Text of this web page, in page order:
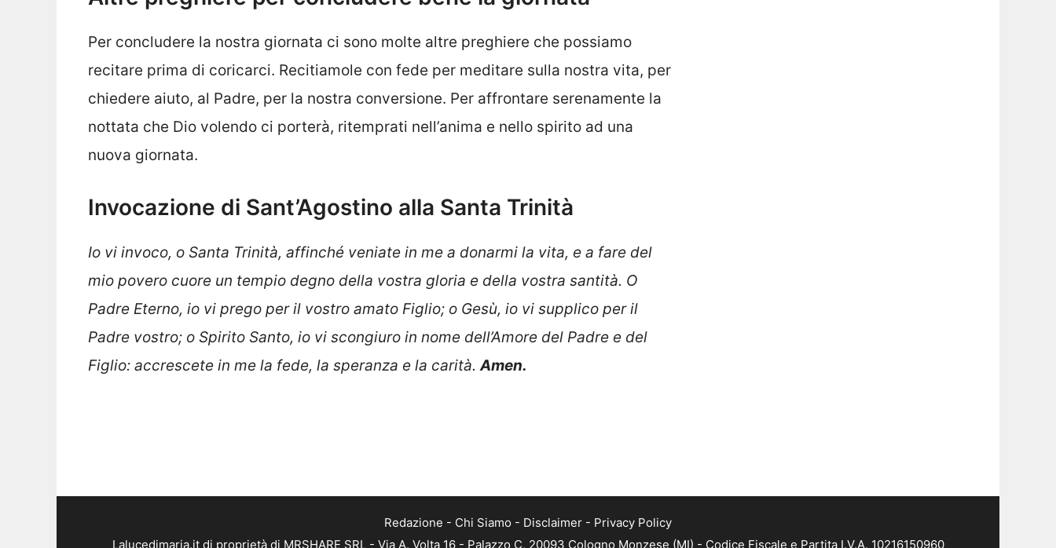
Per concludere la nostra giornata ci sono molte altre preghiere che possiamo
recitare prima di coricarci. Recitiamole con fede per meditare sulla nostra vita, per
chiedere aiuto, al Padre, per la nostra conversione. Per affrontare serenamente la
nottata che Dio volendo ci porterà, ritemprati nell’anima e nello spirito ad una
nuova giornata.
Invocazione di Sant’Agostino alla Santa Trinità
Io vi invoco, o Santa Trinità, affinché veniate in me a donarmi la vita, e a fare del
mio povero cuore un tempio degno della vostra gloria e della vostra santità. O
Padre Eterno, io vi prego per il vostro amato Figlio; o Gesù, io vi supplico per il
Padre vostro; o Spirito Santo, io vi scongiuro in nome dell’Amore del Padre e del
Figlio: accrescete in me la fede, la speranza e la carità.Amen.
Redazione - Chi Siamo - Disclaimer - Privacy Policy
Lalucedimaria.it di proprietà di MRSHARE SRL - Via A. Volta 16 - Palazzo C, 20093 Cologno Monzese (MI) - Codice Fiscale e Partita I.V.A. 10216150960